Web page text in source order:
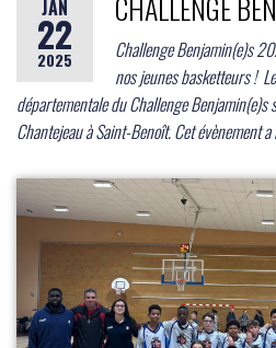
JAN
22
2025
Challenge Benjamin(e)s
nos jeunes basketteurs !
départementale du Challenge Benjamin(e)s
Chantejeau à Saint-Benoît. Cet évènement